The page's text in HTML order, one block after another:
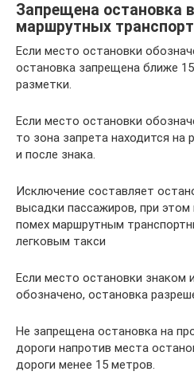
Запрещена остановка
маршрутных
Если место остановки
остановка запрещена ближе
разметки.
Если место остановки
то зона запрета находится на
и после знака.
Исключение составляет
высадки пассажиров, при
помех маршрутным
легковым такси
Если место остановки знаком
обозначено, остановка
Не запрещена остановка на
дороги напротив места
дороги менее 15 метров.